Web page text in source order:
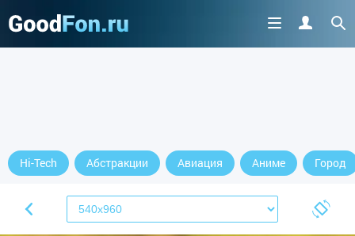
Hi-Tech Абстракции Авиация Аниме Город